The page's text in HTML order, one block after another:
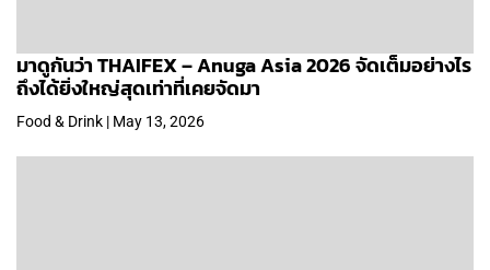
มาดูกันว่า THAIFEX – Anuga Asia 2026 จัดเต็มอย่างไร
ถึงได้ยิ่งใหญ่สุดเท่าที่เคยจัดมา
Food & Drink | May 13, 2026